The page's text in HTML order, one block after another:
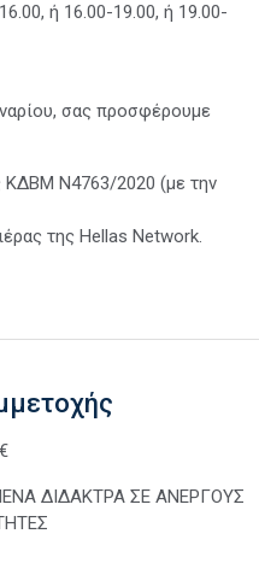
ή 16.00-19.00, ή 19.00-
σας προσφέρουμε
Ν4763/2020 (με την
της Hellas Network.
ΔΙΔΑΚΤΡΑ ΣΕ ΑΝΕΡΓΟΥΣ